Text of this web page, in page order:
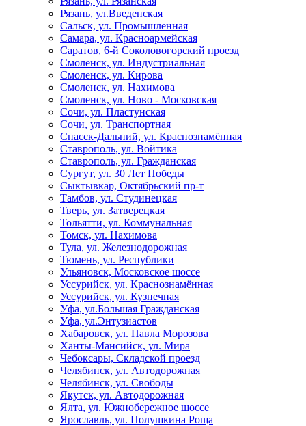
Рязань, ул.Введенская
Сальск, ул. Промышленная
Самара, ул. Красноармейская
Саратов, 6-й Соколовогорский проезд
Смоленск, ул. Индустриальная
Смоленск, ул. Кирова
Смоленск, ул. Нахимова
Смоленск, ул. Ново - Московская
Сочи, ул. Пластунская
Сочи, ул. Транспортная
Спасск-Дальний, ул. Краснознамённая
Ставрополь, ул. Войтика
Ставрополь, ул. Гражданская
Сургут, ул. 30 Лет Победы
Сыктывкар, Октябрьский пр-т
Тамбов, ул. Студинецкая
Тверь, ул. Затверецкая
Тольятти, ул. Коммунальная
Томск, ул. Нахимова
Тула, ул. Железнодорожная
Тюмень, ул. Республики
Ульяновск, Московское шоссе
Уссурийск, ул. Краснознамённая
Уссурийск, ул. Кузнечная
Уфа, ул.Большая Гражданская
Уфа, ул.Энтузиастов
Хабаровск, ул. Павла Морозова
Ханты-Мансийск, ул. Мира
Чебоксары, Складской проезд
Челябинск, ул. Автодорожная
Челябинск, ул. Свободы
Якутск, ул. Автодорожная
Ялта, ул. Южнобережное шоссе
Ярославль, ул. Полушкина Роща